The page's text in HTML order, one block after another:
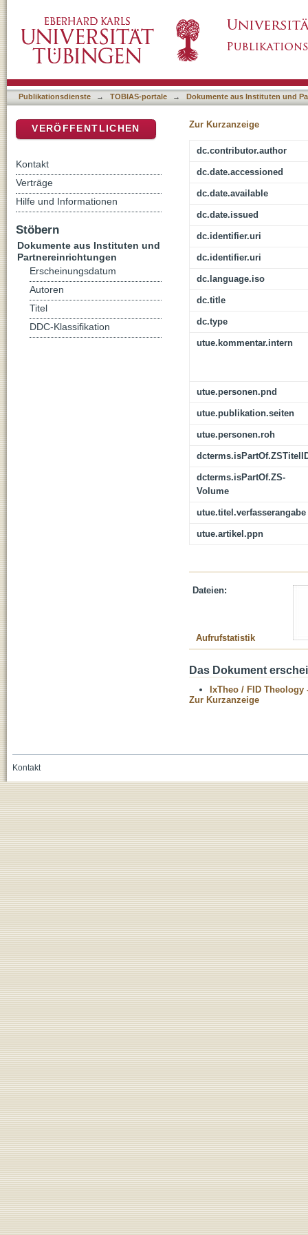
Publikationsdienste → TOBIAS-portale → Dokumente aus Instituten und
Zur Kurzanzeige
dc.contributor.author
dc.date.accessioned
dc.date.available
dc.date.issued
dc.identifier.uri
dc.identifier.uri
dc.language.iso
dc.title
dc.type
utue.kommentar.intern
utue.personen.pnd
utue.publikation.seiten
utue.personen.roh
dcterms.isPartOf.ZS-
Volume
utue.titel.verfasserangabe
utue.artikel.ppn
Dateien:
Aufrufstatistik
Das Dokument
IxTheo / FID Theology
Zur Kurzanzeige
VERÖFFENTLICHEN
Kontakt
Verträge
Hilfe und Informationen
Stöbern
Dokumente aus Instituten und
Partnereinrichtungen
Erscheinungsdatum
Autoren
Titel
DDC-Klassifikation
Kontakt